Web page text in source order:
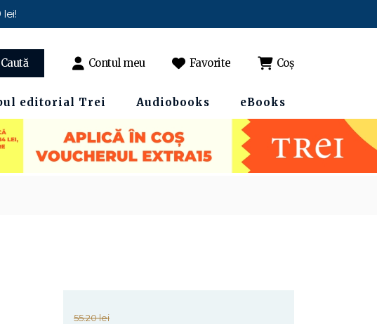
Caută Contul meu Favorite Coș
editorial Trei Audiobooks eBooks
55.20 lei